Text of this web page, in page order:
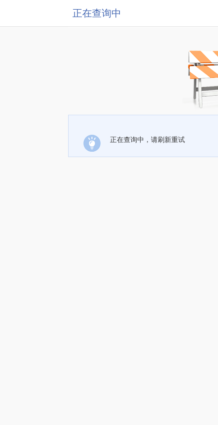
正在查询中
正在查询中，请刷新重试